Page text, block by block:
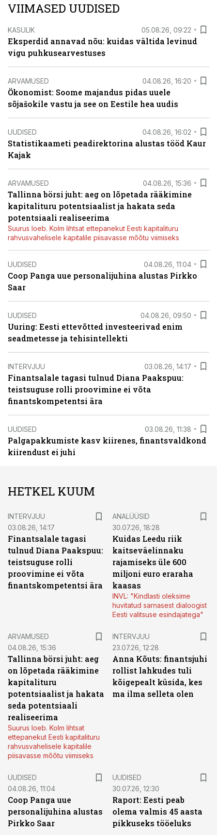
VIIMASED UUDISED
KASULIK 05.08.26, 09:22
Eksperdid annavad nõu: kuidas vältida levinud
vigu puhkusearvestuses
ARVAMUSED 04.08.26, 16:20
Ökonomist: Soome majandus pidas uuele
sõjašokile vastu ja see on Eestile hea uudis
UUDISED 04.08.26, 16:02
Statistikaameti peadirektorina alustas tööd Kaur
Kajak
ARVAMUSED 04.08.26, 15:36
Tallinna börsi juht: aeg on lõpetada rääkimine
kapitalituru potentsiaalist ja hakata seda
potentsiaali realiseerima
Suurus loeb. Kolm lihtsat ettepanekut Eesti kapitalituru
rahvusvahelisele kapitalile piisavasse mõõtu viimiseks
UUDISED 04.08.26, 11:04
Coop Panga uue personalijuhina alustas Pirkko
Saar
UUDISED 04.08.26, 09:50
Uuring: Eesti ettevõtted investeerivad enim
seadmetesse ja tehisintellekti
INTERVJUU 03.08.26, 14:17
Finantsalale tagasi tulnud Diana Paakspuu:
teistsuguse rolli proovimine ei võta
finantskompetentsi ära
UUDISED 03.08.26, 11:38
Palgapakkumiste kasv kiirenes, finantsvaldkond
kiirendust ei juhi
HETKEL KUUM
INTERVJUU
03.08.26, 14:17
Finantsalale tagasi
tulnud Diana Paakspuu:
teistsuguse rolli
proovimine ei võta
finantskompetentsi ära
ANALÜÜSID
30.07.26, 18:28
Kuidas Leedu riik
kaitseväelinnaku
rajamiseks üle 600
miljoni euro eraraha
kaasas
INVL: "Kindlasti oleksime
huvitatud sarnasest dialoogist
Eesti valitsuse esindajatega"
ARVAMUSED
04.08.26, 15:36
Tallinna börsi juht: aeg
on lõpetada rääkimine
kapitalituru
potentsiaalist ja hakata
seda potentsiaali
realiseerima
Suurus loeb. Kolm lihtsat
ettepanekut Eesti kapitalituru
rahvusvahelisele kapitalile
piisavasse mõõtu viimiseks
INTERVJUU
23.07.26, 12:28
Anna Kõuts: finantsjuhi
rollist lahkudes tuli
kõigepealt küsida, kes
ma ilma selleta olen
UUDISED
04.08.26, 11:04
Coop Panga uue
personalijuhina alustas
Pirkko Saar
UUDISED
30.07.26, 12:30
Raport: Eesti peab
olema valmis 45 aasta
pikkuseks tööeluks